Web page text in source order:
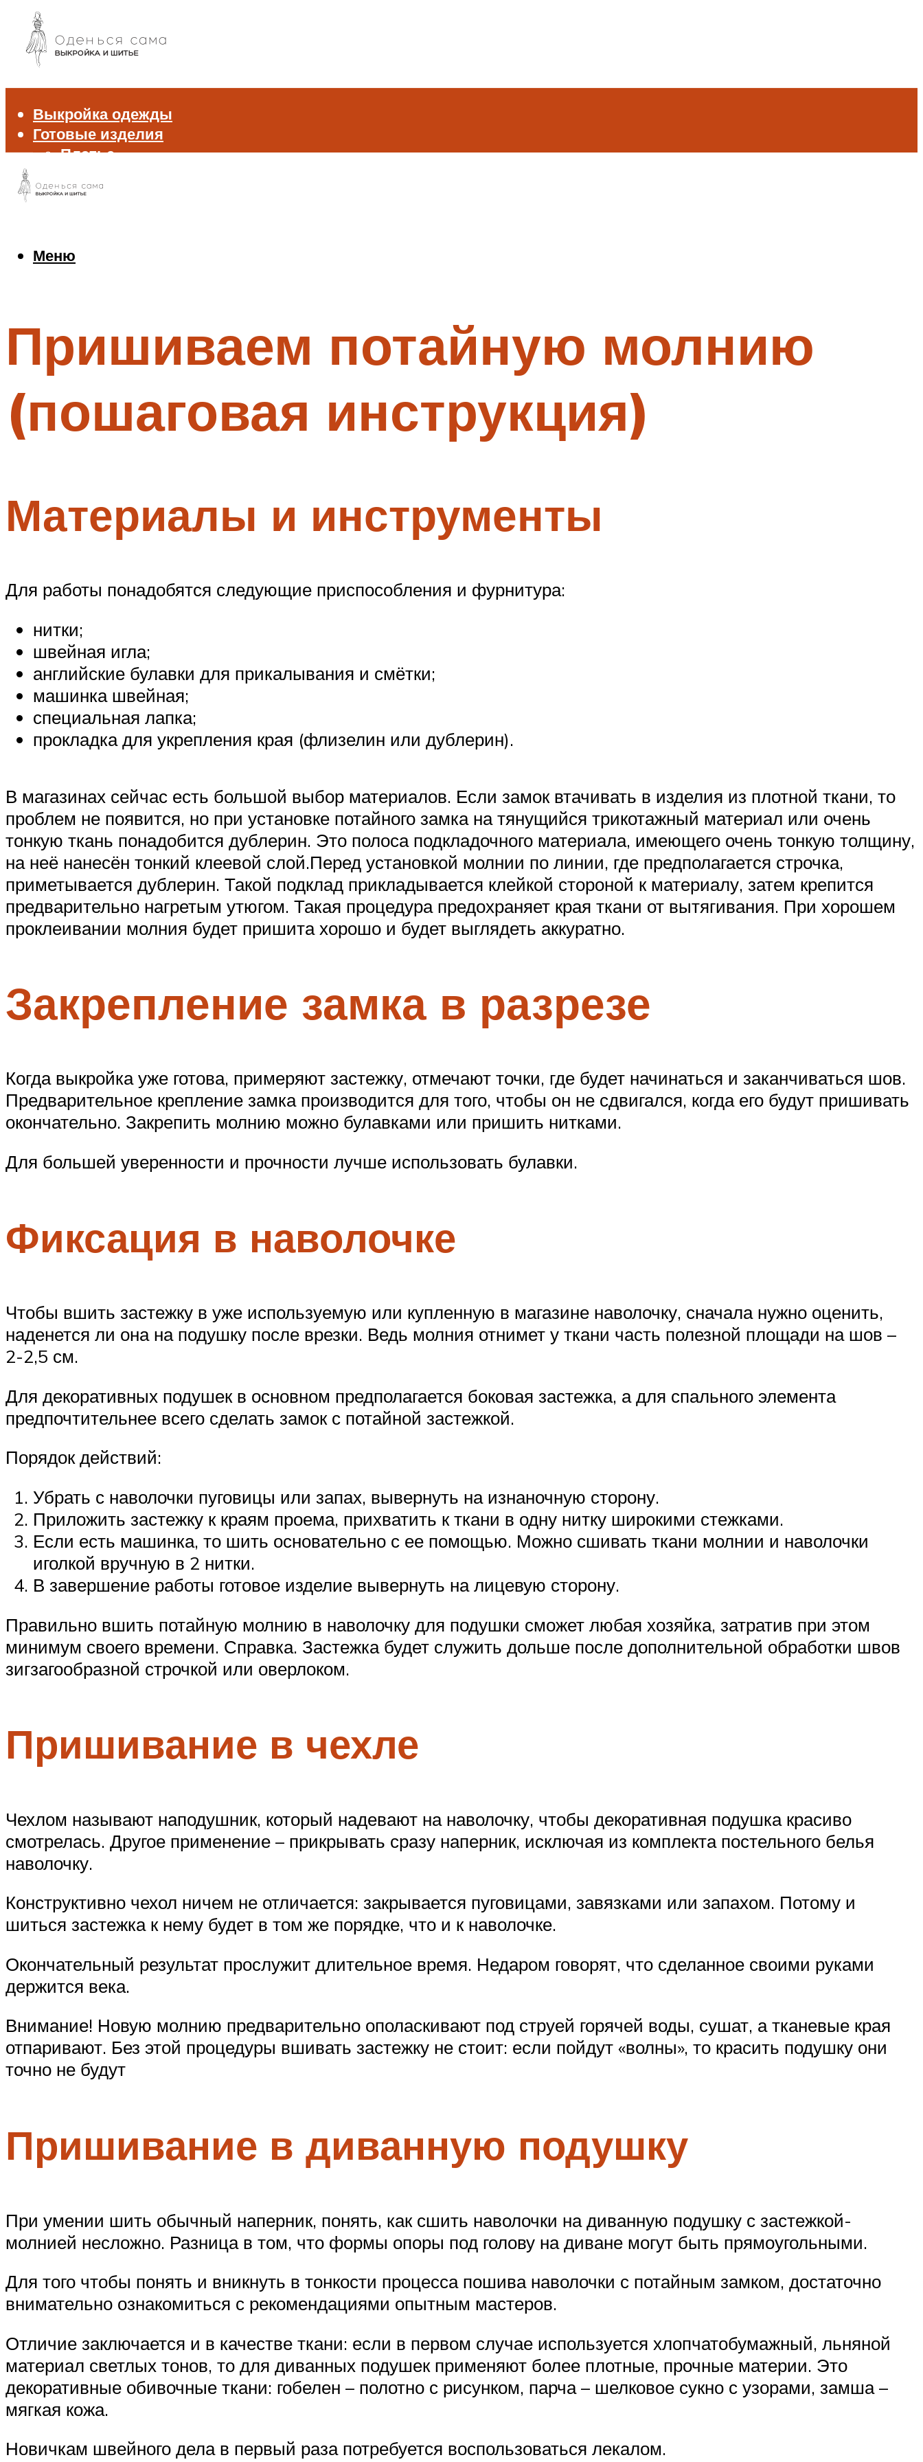
Выкройка одежды
Готовые изделия
Платье
Блуза и рубашка
Джемпер и свитер
Меню
Меню
Пришиваем потайную молнию
(пошаговая инструкция)
Материалы и инструменты
Для работы понадобятся следующие приспособления и фурнитура:
нитки;
швейная игла;
английские булавки для прикалывания и смётки;
машинка швейная;
специальная лапка;
прокладка для укрепления края (флизелин или дублерин).
В магазинах сейчас есть большой выбор материалов. Если замок втачивать в изделия из плотной ткани, то
проблем не появится, но при установке потайного замка на тянущийся трикотажный материал или очень
тонкую ткань понадобится дублерин. Это полоса подкладочного материала, имеющего очень тонкую толщину,
на неё нанесён тонкий клеевой слой.Перед установкой молнии по линии, где предполагается строчка,
приметывается дублерин. Такой подклад прикладывается клейкой стороной к материалу, затем крепится
предварительно нагретым утюгом. Такая процедура предохраняет края ткани от вытягивания. При хорошем
проклеивании молния будет пришита хорошо и будет выглядеть аккуратно.
Закрепление замка в разрезе
Когда выкройка уже готова, примеряют застежку, отмечают точки, где будет начинаться и заканчиваться шов.
Предварительное крепление замка производится для того, чтобы он не сдвигался, когда его будут пришивать
окончательно. Закрепить молнию можно булавками или пришить нитками.
Для большей уверенности и прочности лучше использовать булавки.
Фиксация в наволочке
Чтобы вшить застежку в уже используемую или купленную в магазине наволочку, сначала нужно оценить,
наденется ли она на подушку после врезки. Ведь молния отнимет у ткани часть полезной площади на шов –
2-2,5 см.
Для декоративных подушек в основном предполагается боковая застежка, а для спального элемента
предпочтительнее всего сделать замок с потайной застежкой.
Порядок действий:
Убрать с наволочки пуговицы или запах, вывернуть на изнаночную сторону.
Приложить застежку к краям проема, прихватить к ткани в одну нитку широкими стежками.
Если есть машинка, то шить основательно с ее помощью. Можно сшивать ткани молнии и наволочки
иголкой вручную в 2 нитки.
В завершение работы готовое изделие вывернуть на лицевую сторону.
Правильно вшить потайную молнию в наволочку для подушки сможет любая хозяйка, затратив при этом
минимум своего времени. Справка. Застежка будет служить дольше после дополнительной обработки швов
зигзагообразной строчкой или оверлоком.
Пришивание в чехле
Чехлом называют наподушник, который надевают на наволочку, чтобы декоративная подушка красиво
смотрелась. Другое применение – прикрывать сразу наперник, исключая из комплекта постельного белья
наволочку.
Конструктивно чехол ничем не отличается: закрывается пуговицами, завязками или запахом. Потому и
шиться застежка к нему будет в том же порядке, что и к наволочке.
Окончательный результат прослужит длительное время. Недаром говорят, что сделанное своими руками
держится века.
Внимание! Новую молнию предварительно ополаскивают под струей горячей воды, сушат, а тканевые края
отпаривают. Без этой процедуры вшивать застежку не стоит: если пойдут «волны», то красить подушку они
точно не будут
Пришивание в диванную подушку
При умении шить обычный наперник, понять, как сшить наволочки на диванную подушку с застежкой-
молнией несложно. Разница в том, что формы опоры под голову на диване могут быть прямоугольными.
Для того чтобы понять и вникнуть в тонкости процесса пошива наволочки с потайным замком, достаточно
внимательно ознакомиться с рекомендациями опытным мастеров.
Отличие заключается и в качестве ткани: если в первом случае используется хлопчатобумажный, льняной
материал светлых тонов, то для диванных подушек применяют более плотные, прочные материи. Это
декоративные обивочные ткани: гобелен – полотно с рисунком, парча – шелковое сукно с узорами, замша –
мягкая кожа.
Новичкам швейного дела в первый раза потребуется воспользоваться лекалом.